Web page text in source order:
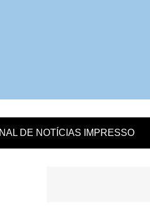
DE NOTÍCIAS IMPRESSO